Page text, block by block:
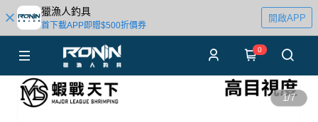
獵漁人釣具
首下載APP即贈$500折價券
開啟APP
0
1/7